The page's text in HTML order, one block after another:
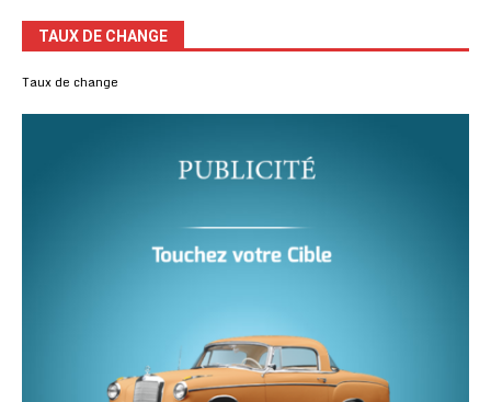
TAUX DE CHANGE
Taux de change